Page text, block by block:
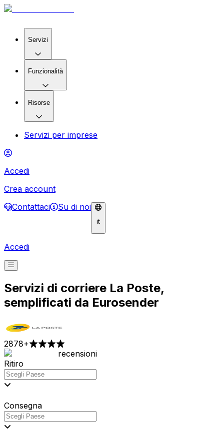
Servizi
Funzionalità
Risorse
Servizi per imprese
Accedi
Crea account
Contattaci
Su di noi
it
Accedi
Servizi di corriere La Poste,
semplificati da Eurosender
2878+
recensioni
Ritiro
Consegna